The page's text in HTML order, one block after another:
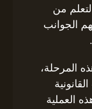
من
الجوانب
المرحلة،
العملية